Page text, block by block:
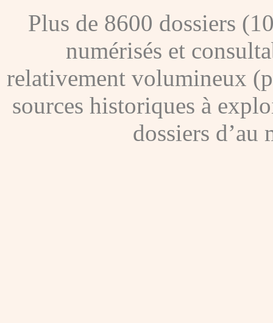
Plus de 8600 dossiers
numérisés et
relativement volumineux
sources historiques à
dossiers d’au